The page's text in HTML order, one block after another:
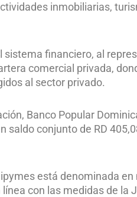
inmobiliarias,
financiero, al
comercial privada,
al sector privado.
Banco Popular
saldo conjunto de RD
está denominada en
con las medidas de la